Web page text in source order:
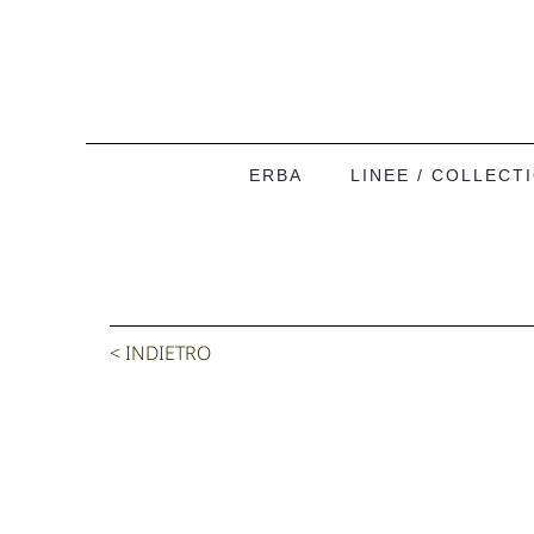
ERBA LINEE /
< INDIETRO